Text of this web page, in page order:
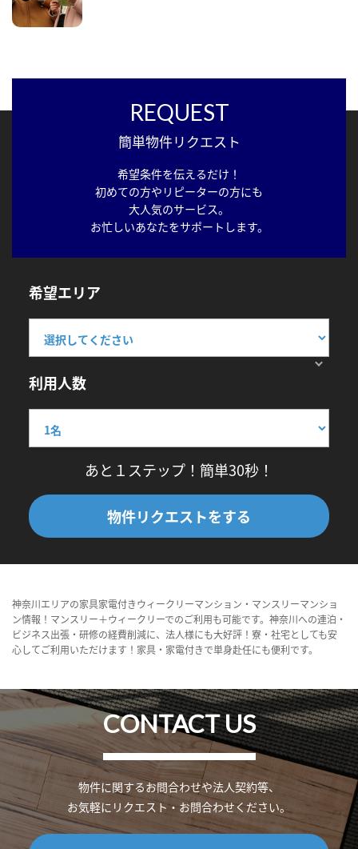
REQUEST
簡単物件リクエスト
希望条件を伝えるだけ！
初めての方やリピーターの方にも
大人気のサービス。
お忙しいあなたをサポートします。
希望エリア
利用人数
あと１ステップ！簡単30秒！
物件リクエストをする
神奈川エリアの家具家電付きウィークリーマンション・マンスリーマンショ
ン情報！マンスリー＋ウィークリーでのご利用も可能です。神奈川への連泊・
ビジネス出張・研修の経費削減に、法人様にも大好評！寮・社宅としても安
心してご利用いただけます！家具・家電付きで単身赴任にも便利です。
CONTACT US
物件に関するお問合わせや法人契約等、
お気軽にリクエスト・お問合わせください。